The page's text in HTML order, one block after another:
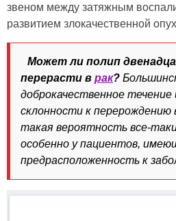
звеном между затяжным
развитием злокачественной
Может ли полип
перерасти в рак?
доброкачественное
склонности к перерождению
такая вероятность все-
особенно у пациентов,
предрасположенность к